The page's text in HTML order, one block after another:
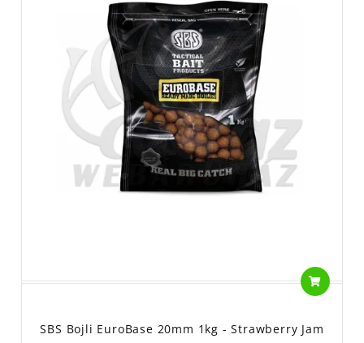
SBS Bojli EuroBase 20mm 1kg - Strawberry Jam